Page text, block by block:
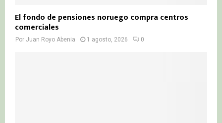
El fondo de pensiones noruego compra centros
comerciales
Por Juan Royo Abenia 1 agosto, 2026 0